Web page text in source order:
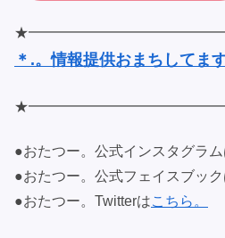
＊.。情報提供おまちしてま
●おたつー。公式インスタグラム
●おたつー。公式フェイスブック
●おたつー。Twitterはこちら。